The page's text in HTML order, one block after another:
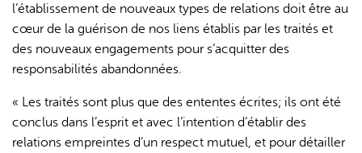
l’établissement de nouveaux types de relations doit être au
cœur de la guérison de nos liens établis par les traités et
des nouveaux engagements pour s’acquitter des
responsabilités abandonnées.
« Les traités sont plus que des ententes écrites; ils ont été
conclus dans l’esprit et avec l’intention d’établir des
relations empreintes d’un respect mutuel, et pour détailler